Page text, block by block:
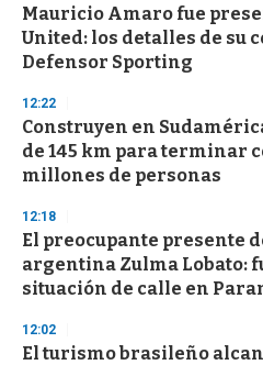
Mauricio Amaro fue
United: los detalles de su
Defensor Sporting
12:22
Construyen en
de 145 km para terminar
millones de personas
12:18
El preocupante presente
argentina Zulma Lobato:
situación de calle en
12:02
El turismo brasileño